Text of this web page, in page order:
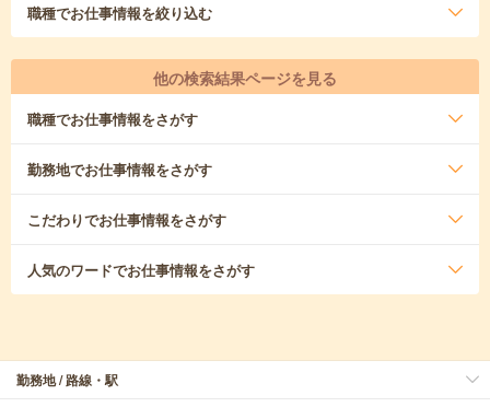
職種でお仕事情報を絞り込む
他の検索結果ページを見る
職種でお仕事情報をさがす
勤務地でお仕事情報をさがす
こだわりでお仕事情報をさがす
人気のワードでお仕事情報をさがす
勤務地 / 路線・駅